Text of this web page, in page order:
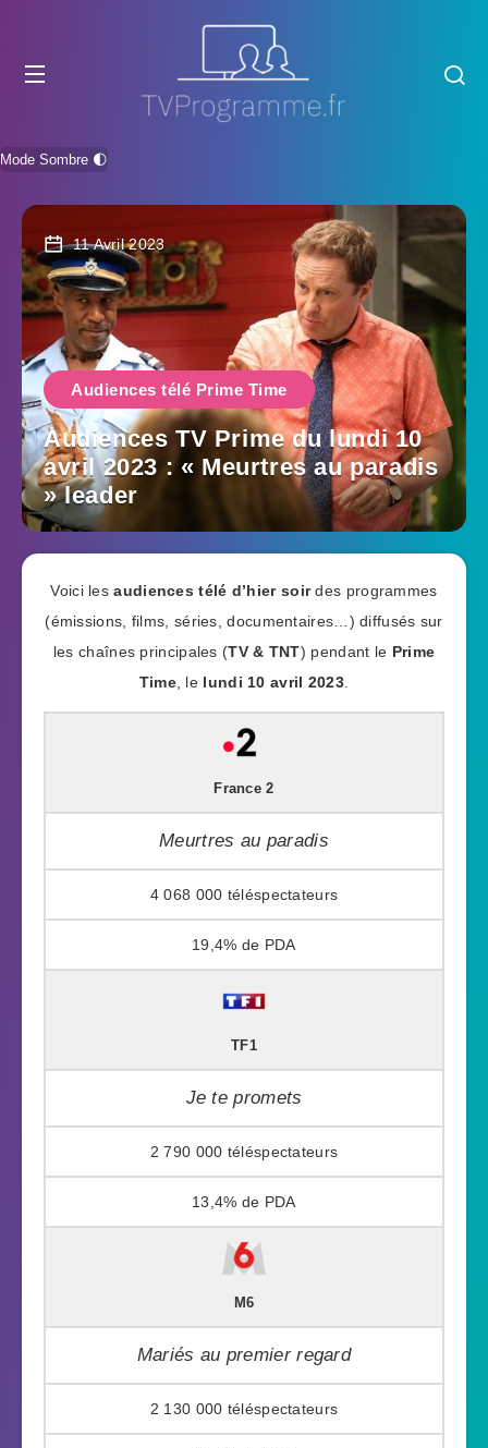
Mode Sombre 🌓
11 Avril 2023
Audiences télé Prime Time
Audiences TV Prime du lundi 10
avril 2023 : « Meurtres au paradis
» leader
Voici lesaudiences télé d’hier soirdes programmes
(émissions, films, séries, documentaires…) diffusés sur
les chaînes principales (TV & TNT) pendant le Prime
Time, le lundi 10 avril 2023
France 2
Meurtres au paradis
4 068 000
19,4%
TF1
Je te promets
2 790 000
13,4%
M6
Mariés au premier regard
2 130 000